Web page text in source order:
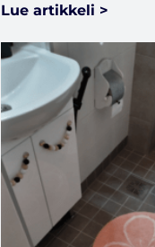
Lue artikkeli >